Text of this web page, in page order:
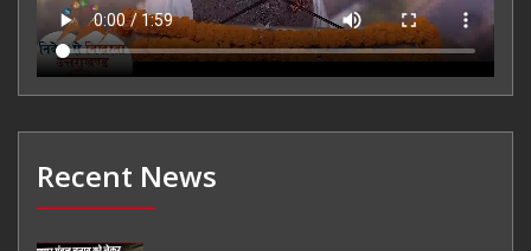
Recent News